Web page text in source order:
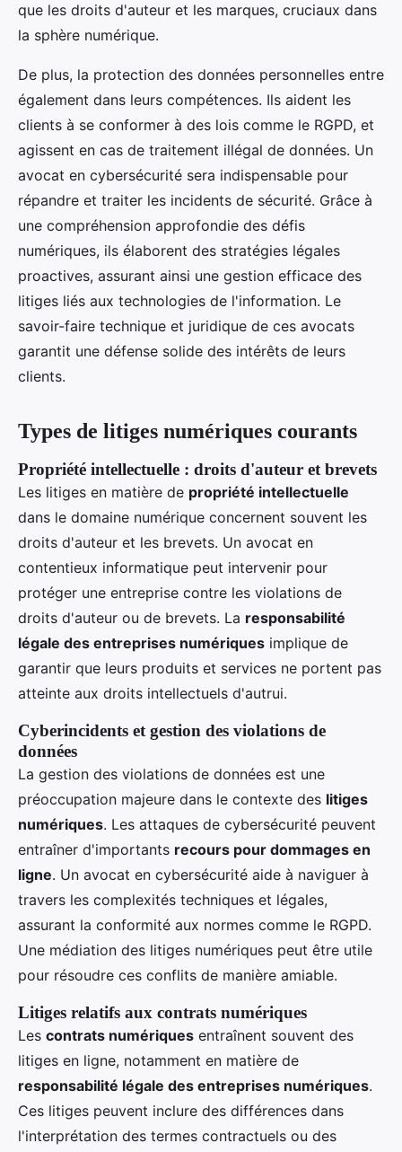
que les droits d'auteur et les marques, cruciaux dans
la sphère numérique.
De plus, la protection des données personnelles entre
également dans leurs compétences. Ils aident les
clients à se conformer à des lois comme le RGPD, et
agissent en cas de traitement illégal de données. Un
avocat en cybersécurité sera indispensable pour
répandre et traiter les incidents de sécurité. Grâce à
une compréhension approfondie des défis
numériques, ils élaborent des stratégies légales
proactives, assurant ainsi une gestion efficace des
litiges liés aux technologies de l'information. Le
savoir-faire technique et juridique de ces avocats
garantit une défense solide des intérêts de leurs
clients.
Types de litiges numériques courants
Propriété intellectuelle : droits d'auteur et brevets
Les litiges en matière de propriété intellectuelle
dans le domaine numérique concernent souvent les
droits d'auteur et les brevets. Un avocat en
contentieux informatique peut intervenir pour
protéger une entreprise contre les violations de
droits d'auteur ou de brevets. La responsabilité
légale des entreprises numériques implique de
garantir que leurs produits et services ne portent pas
atteinte aux droits intellectuels d'autrui.
Cyberincidents et gestion des violations de
données
La gestion des violations de données est une
préoccupation majeure dans le contexte des litiges
numériques. Les attaques de cybersécurité peuvent
entraîner d'importants recours pour dommages en
ligne. Un avocat en cybersécurité aide à naviguer à
travers les complexités techniques et légales,
assurant la conformité aux normes comme le RGPD.
Une médiation des litiges numériques peut être utile
pour résoudre ces conflits de manière amiable.
Litiges relatifs aux contrats numériques
Les contrats numériques entraînent souvent des
litiges en ligne, notamment en matière de
responsabilité légale des entreprises numériques.
Ces litiges peuvent inclure des différences dans
l'interprétation des termes contractuels ou des